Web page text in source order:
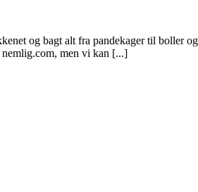
og bagt alt fra pandekager til boller
men vi kan [...]